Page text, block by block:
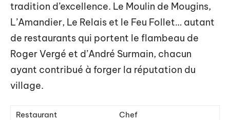
tradition d’excellence. Le Moulin de Mougins,
L’Amandier, Le Relais et le Feu Follet… autant
de restaurants qui portent le flambeau de
Roger Vergé et d’André Surmain, chacun
ayant contribué à forger la réputation du
village.
Restaurant
Chef